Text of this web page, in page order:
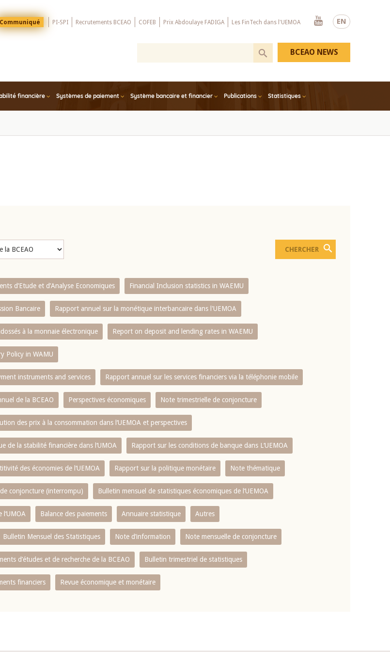
EN
Menu
Communiqué PI-SPI Recrutements BCEAO COFEB Prix Abdoulaye FADIGA Les FinTech dans l'UEMOA
Youtube
financière Systèmes de paiement Système bancaire et financier Publications Statistiques
BCEAO NEWS
d’Etude et d’Analyse Economiques Financial Inclusion statistics in WAEMU
Bancaire Rapport annuel sur la monétique interbancaire dans l'UEMOA
à la monnaie électronique Report on deposit and lending rates in WAEMU
Policy in WAMU
instruments and services Rapport annuel sur les services financiers via la téléphonie mobile
de la BCEAO Perspectives économiques Note trimestrielle de conjoncture
des prix à la consommation dans l‘UEMOA et perspectives
de la stabilité financière dans l‘UMOA Rapport sur les conditions de banque dans L‘UEMOA
des économies de l‘UEMOA Rapport sur la politique monétaire Note thématique
conjoncture (interrompu) Bulletin mensuel de statistiques économiques de l‘UEMOA
Balance des paiements Annuaire statistique Autres
Bulletin Mensuel des Statistiques Note d’information Note mensuelle de conjoncture
d’études et de recherche de la BCEAO Bulletin trimestriel de statistiques
financiers Revue économique et monétaire